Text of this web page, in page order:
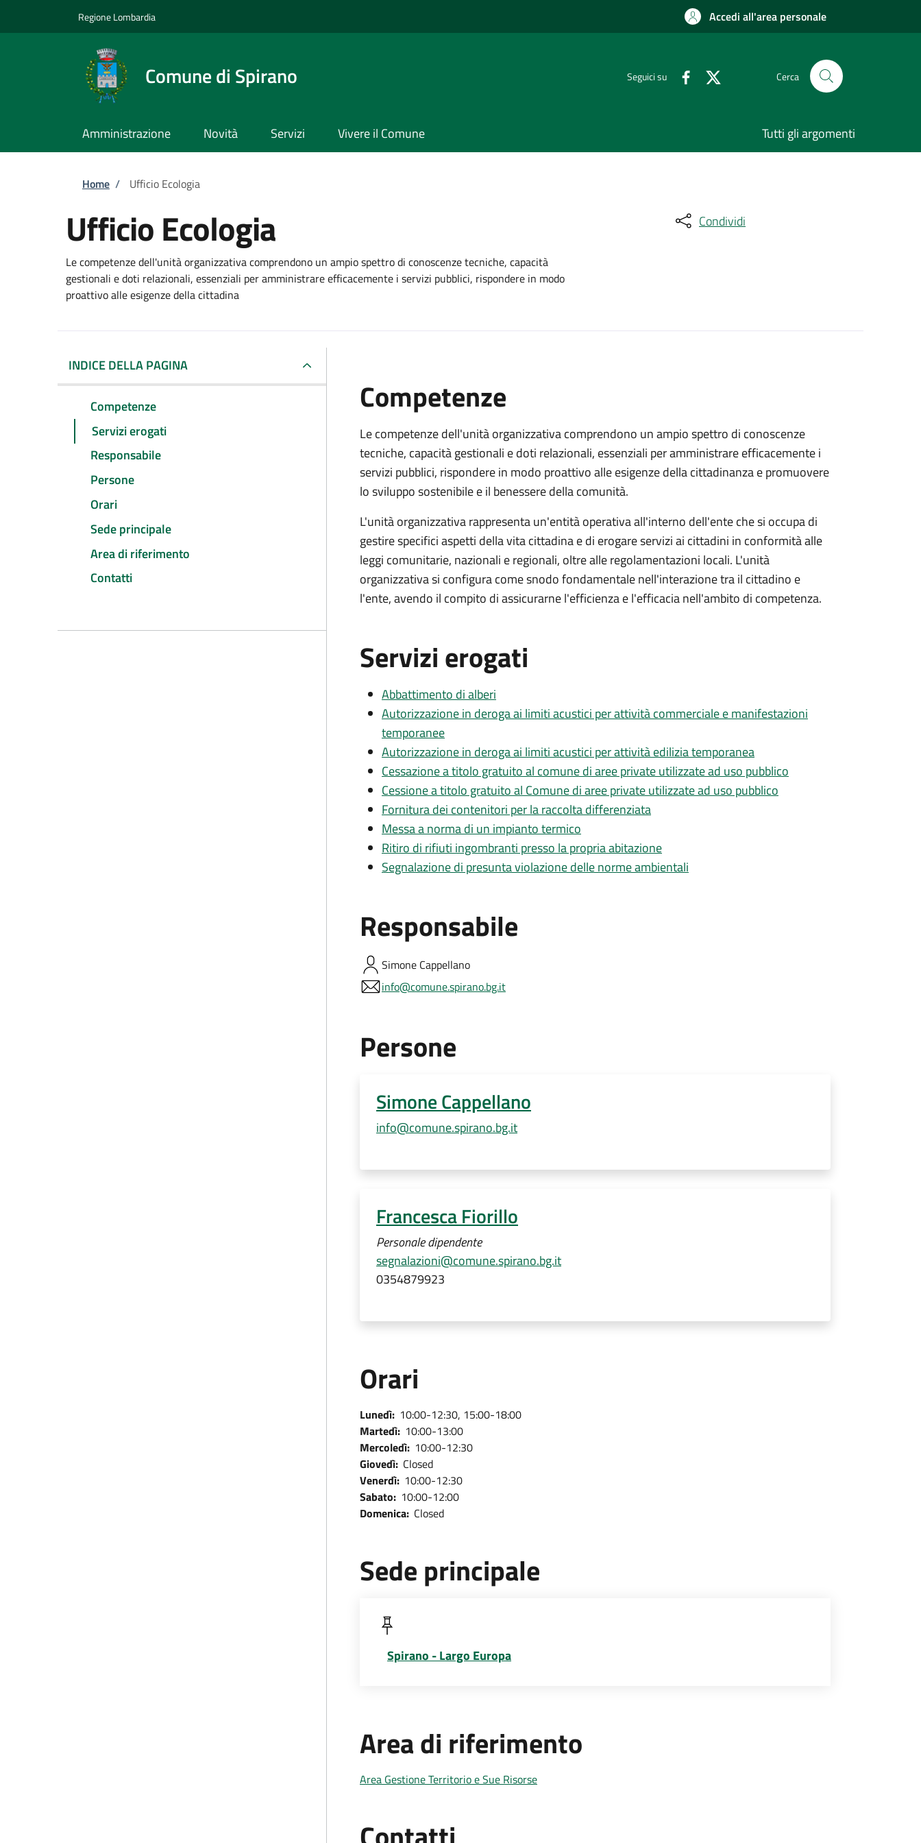
Regione Lombardia Accedi all'area personale
Comune di Spirano Seguici su Cerca
Amministrazione Novità Servizi Vivere il Comune Tutti gli argomenti
Briciole di pane
Home / Ufficio Ecologia
Ufficio Ecologia
Le competenze dell'unità organizzativa comprendono un ampio spettro di conoscenze tecniche, capacità
gestionali e doti relazionali, essenziali per amministrare efficacemente i servizi pubblici, rispondere in modo
proattivo alle esigenze della cittadina
Condividi
INDICE DELLA PAGINA
Competenze
Servizi erogati
Responsabile
Persone
Orari
Sede principale
Area di riferimento
Contatti
Competenze
Le competenze dell'unità organizzativa comprendono un ampio spettro di conoscenze
tecniche, capacità gestionali e doti relazionali, essenziali per amministrare efficacemente i
servizi pubblici, rispondere in modo proattivo alle esigenze della cittadinanza e promuovere
lo sviluppo sostenibile e il benessere della comunità.
L'unità organizzativa rappresenta un'entità operativa all'interno dell'ente che si occupa di
gestire specifici aspetti della vita cittadina e di erogare servizi ai cittadini in conformità alle
leggi comunitarie, nazionali e regionali, oltre alle regolamentazioni locali. L'unità
organizzativa si configura come snodo fondamentale nell'interazione tra il cittadino e
l'ente, avendo il compito di assicurarne l'efficienza e l'efficacia nell'ambito di competenza.
Servizi erogati
Abbattimento di alberi
Autorizzazione in deroga ai limiti acustici per attività commerciale e manifestazioni
temporanee
Autorizzazione in deroga ai limiti acustici per attività edilizia temporanea
Cessazione a titolo gratuito al comune di aree private utilizzate ad uso pubblico
Cessione a titolo gratuito al Comune di aree private utilizzate ad uso pubblico
Fornitura dei contenitori per la raccolta differenziata
Messa a norma di un impianto termico
Ritiro di rifiuti ingombranti presso la propria abitazione
Segnalazione di presunta violazione delle norme ambientali
Responsabile
Simone Cappellano
info@comune.spirano.bg.it
Persone
Simone Cappellano
info@comune.spirano.bg.it
Francesca Fiorillo
Personale dipendente
segnalazioni@comune.spirano.bg.it
0354879923
Orari
Lunedì: 10:00-12:30, 15:00-18:00
Martedì: 10:00-13:00
Mercoledì: 10:00-12:30
Giovedì: Closed
Venerdì: 10:00-12:30
Sabato: 10:00-12:00
Domenica: Closed
Sede principale
Spirano - Largo Europa
Area di riferimento
Area Gestione Territorio e Sue Risorse